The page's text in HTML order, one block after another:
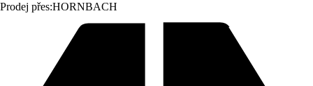
Prodej přes:HORNBACH